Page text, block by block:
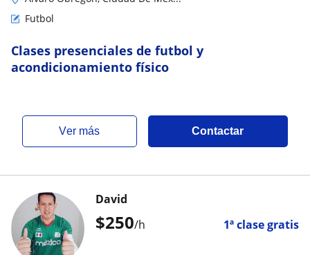
Futbol
Clases presenciales de futbol y
acondicionamiento físico
ver más Contactar
$250/h 1ª clase gratis
David